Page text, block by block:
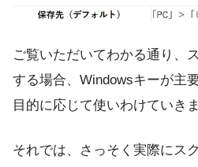
ご覧いただいてわかる通り、
する場合、Windowsキーが主
目的に応じて使いわけていき
それでは、さっそく実際にス